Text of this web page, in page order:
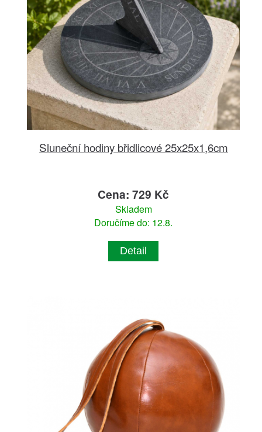
Sluneční hodiny břidlicové 25x25x1,6cm
Cena: 729 Kč
Skladem
Doručíme do: 12.8.
Detail